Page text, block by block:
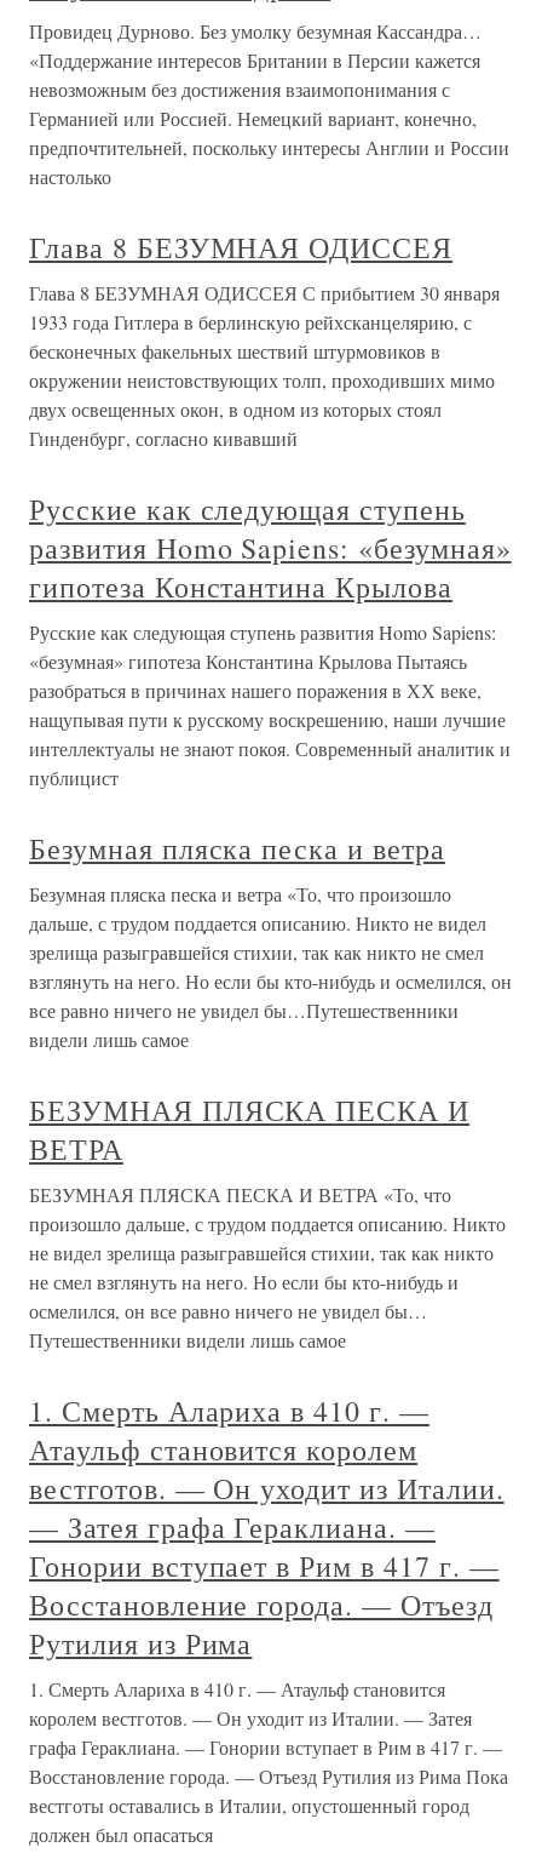
Провидец Дурново. Без умолку безумная Кассандра…
«Поддержание интересов Британии в Персии кажется
невозможным без достижения взаимопонимания с
Германией или Россией. Немецкий вариант, конечно,
предпочтительней, поскольку интересы Англии и России
настолько
Глава 8 БЕЗУМНАЯ ОДИССЕЯ
Глава 8 БЕЗУМНАЯ ОДИССЕЯ С прибытием 30 января
1933 года Гитлера в берлинскую рейхсканцелярию, с
бесконечных факельных шествий штурмовиков в
окружении неистовствующих толп, проходивших мимо
двух освещенных окон, в одном из которых стоял
Гинденбург, согласно кивавший
Русские как следующая ступень
развития Homo Sapiens: «безумная»
гипотеза Константина Крылова
Русские как следующая ступень развития Homo Sapiens:
«безумная» гипотеза Константина Крылова Пытаясь
разобраться в причинах нашего поражения в ХХ веке,
нащупывая пути к русскому воскрешению, наши лучшие
интеллектуалы не знают покоя. Современный аналитик и
публицист
Безумная пляска песка и ветра
Безумная пляска песка и ветра «То, что произошло
дальше, с трудом поддается описанию. Никто не видел
зрелища разыгравшейся стихии, так как никто не смел
взглянуть на него. Но если бы кто-нибудь и осмелился, он
все равно ничего не увидел бы…Путешественники
видели лишь самое
БЕЗУМНАЯ ПЛЯСКА ПЕСКА И
ВЕТРА
БЕЗУМНАЯ ПЛЯСКА ПЕСКА И ВЕТРА «То, что
произошло дальше, с трудом поддается описанию. Никто
не видел зрелища разыгравшейся стихии, так как никто
не смел взглянуть на него. Но если бы кто-нибудь и
осмелился, он все равно ничего не увидел бы…
Путешественники видели лишь самое
1. Смерть Алариха в 410 г. —
Атаульф становится королем
вестготов. — Он уходит из Италии.
— Затея графа Гераклиана. —
Гонории вступает в Рим в 417 г. —
Восстановление города. — Отъезд
Рутилия из Рима
1. Смерть Алариха в 410 г. — Атаульф становится
королем вестготов. — Он уходит из Италии. — Затея
графа Гераклиана. — Гонории вступает в Рим в 417 г. —
Восстановление города. — Отъезд Рутилия из Рима Пока
вестготы оставались в Италии, опустошенный город
должен был опасаться